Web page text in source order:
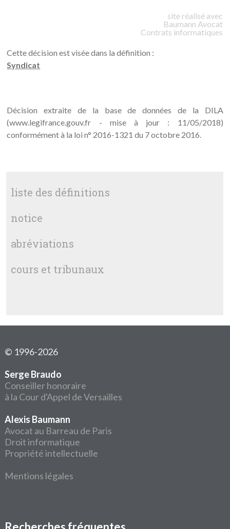
site réalisé avec
Baumann Avocat
Contrats informatiques
Cette décision est visée dans la définition :
Syndicat
Décision extraite de la base de données de la DILA
(www.legifrance.gouv.fr - mise à jour : 11/05/2018)
conformément à la loi n° 2016-1321 du 7 octobre 2016.
liste des définitions
notice
abréviations
cours et tribunaux
© 1996-2026
Serge Braudo
Conseiller honoraire
à la Cour d'Appel de Versailles
Alexis Baumann
Avocat au Barreau de Paris
Droit informatique
Propriété intellectuelle
Mentions légales